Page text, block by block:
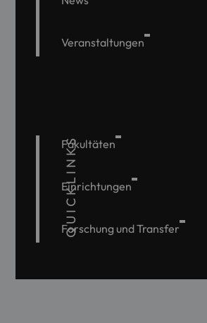
Veranstaltungen
QUICKLINKS
Fakultäten
Einrichtungen
Forschung und Transfer